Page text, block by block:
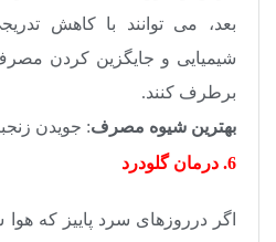
بعد، می توانند با کاهش
شیمیایی و جایگزین کردن
برطرف کنند.
بهترین شیوه مصرف: جویدن
6. درمان گلودرد
اگر درروزهای سرد پاییز که